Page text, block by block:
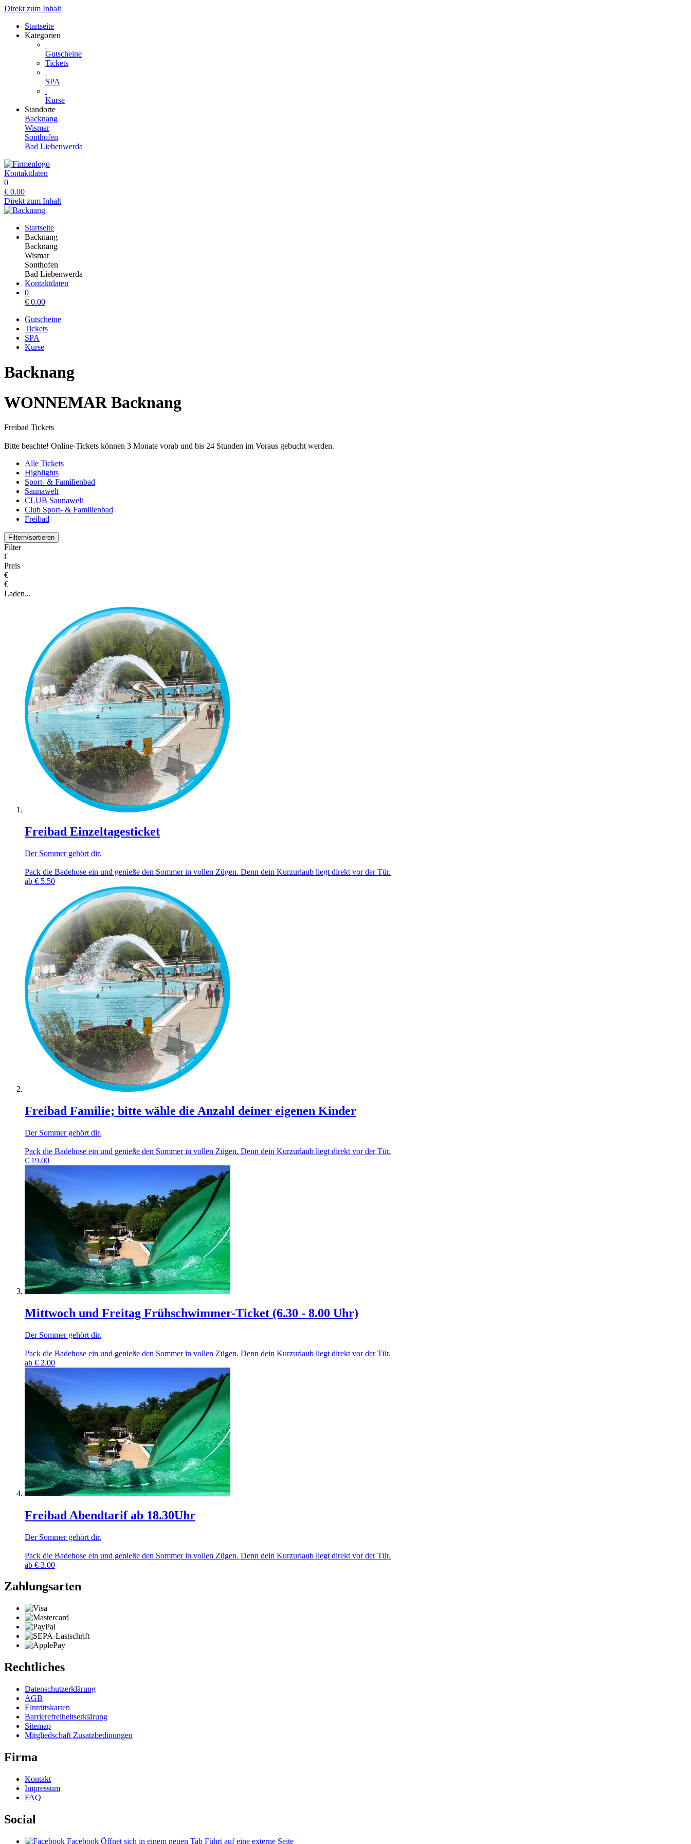
Direkt zum Inhalt
Startseite
Kategorien
Gutscheine
Tickets
SPA
Kurse
Standorte
Backnang
Wismar
Sonthofen
Bad Liebenwerda
Kontaktdaten
0
€ 0.00
Direkt zum Inhalt
Startseite
Backnang
Backnang
Wismar
Sonthofen
Bad Liebenwerda
Kontaktdaten
0
€ 0.00
Gutscheine
Tickets
SPA
Kurse
Backnang
WONNEMAR Backnang
Freibad Tickets
Bitte beachte! Online-Tickets können 3 Monate vorab und bis 24 Stunden im Voraus gebucht werden.
Alle Tickets
Highlights
Sport- & Familienbad
Saunawelt
CLUB Saunawelt
Club Sport- & Familienbad
Freibad
Filtern/sortieren
Filter
€
Preis
€
€
Laden...
Freibad Einzeltagesticket
Der Sommer gehört dir.
Pack die Badehose ein und genieße den Sommer in vollen Zügen. Denn dein Kurzurlaub liegt direkt vor der Tür.
ab € 5.50
Freibad Familie; bitte wähle die Anzahl deiner eigenen Kinder
Der Sommer gehört dir.
Pack die Badehose ein und genieße den Sommer in vollen Zügen. Denn dein Kurzurlaub liegt direkt vor der Tür.
€ 19.00
Mittwoch und Freitag Frühschwimmer-Ticket (6.30 - 8.00 Uhr)
Der Sommer gehört dir.
Pack die Badehose ein und genieße den Sommer in vollen Zügen. Denn dein Kurzurlaub liegt direkt vor der Tür.
ab € 2.00
Freibad Abendtarif ab 18.30Uhr
Der Sommer gehört dir.
Pack die Badehose ein und genieße den Sommer in vollen Zügen. Denn dein Kurzurlaub liegt direkt vor der Tür.
ab € 3.00
Zahlungsarten
Rechtliches
Datenschutzerklärung
AGB
Eintrittskarten
Barrierefreiheitserklärung
Sitemap
Mitgliedschaft Zusatzbedinungen
Firma
Kontakt
Impressum
FAQ
Social
Facebook Öffnet sich in einem neuen Tab Führt auf eine externe Seite